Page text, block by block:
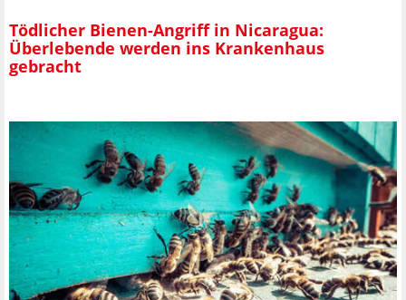
Tödlicher Bienen-Angriff in Nicaragua:
Überlebende werden ins Krankenhaus
gebracht